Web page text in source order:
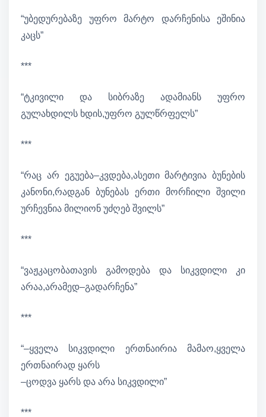
“უბედურებაზე უფრო მარტო დარჩენისა ეშინია
კაცს”
***
“ტკივილი და სიბრაზე ადამიანს უფრო
გულახდილს ხდის,უფრო გულწრფელს”
***
“რაც არ ეგუება–კვდება,ასეთი მარტივია ბუნების
კანონი,რადგან ბუნებას ერთი მორჩილი შვილი
ურჩევნია მილიონ უძღებ შვილს”
***
“ვაჟკაცობათავის გამოდება და სიკვდილი კი
არაა,არამედ–გადარჩენა”
***
“–ყველა სიკვდილი ერთნაირია მამაო,ყველა
ერთნაირად ყარს
–ცოდვა ყარს და არა სიკვდილი”
***